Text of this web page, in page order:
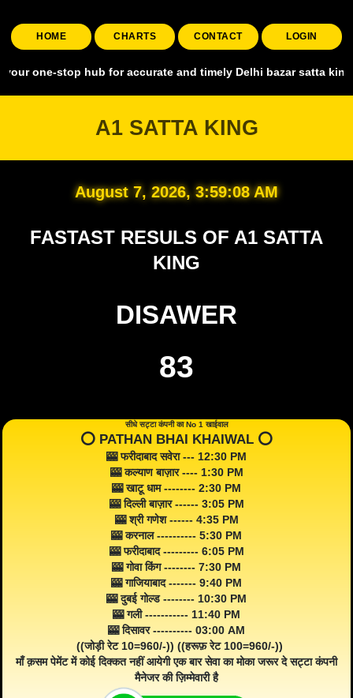
HOME CHARTS CONTACT LOGIN
hub for accurate and timely Delhi bazar satta king,
A1 SATTA KING
August 7, 2026, 3:59:09 AM
FASTAST RESULS OF A1 SATTA
KING
DISAWER
83
सीधे सट्टा कंपनी का No 1 खाईवाल
⭕️ PATHAN BHAI KHAIWAL ⭕️
🎰 फरीदाबाद सवेरा --- 12:30 PM
🎰 कल्याण बाज़ार ---- 1:30 PM
🎰 खाटू धाम -------- 2:30 PM
🎰 दिल्ली बाज़ार ------ 3:05 PM
🎰 श्री गणेश ------ 4:35 PM
🎰 करनाल ---------- 5:30 PM
🎰 फरीदाबाद --------- 6:05 PM
🎰 गोवा किंग -------- 7:30 PM
🎰 गाजियाबाद ------- 9:40 PM
🎰 दुबई गोल्ड -------- 10:30 PM
🎰 गली ----------- 11:40 PM
🎰 दिसावर ---------- 03:00 AM
((जोड़ी रेट 10=960/-)) ((हरूफ़ रेट 100=960/-))
माँ क़सम पेमेंट में कोई दिक्कत नहीं आयेगी एक बार सेवा का मोका जरूर दे सट्टा कंपनी
मैनेजर की ज़िम्मेवारी है